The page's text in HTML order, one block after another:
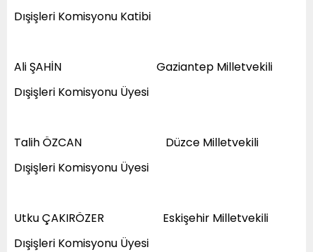
Dışişleri Komisyonu Katibi
Ali ŞAHİN Gaziantep Milletvekili
Dışişleri Komisyonu Üyesi
Talih ÖZCAN Düzce Milletvekili
Dışişleri Komisyonu Üyesi
Utku ÇAKIRÖZER Eskişehir Milletvekili
Dışişleri Komisyonu Üyesi